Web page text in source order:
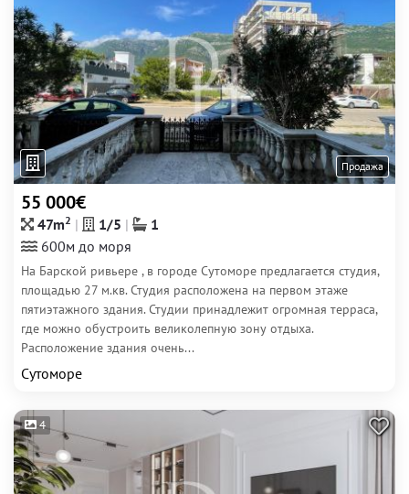
Продажа
55 000€
47m2 1/5
1
600м до моря
На Барской ривьере , в городе Сутоморе предлагается студия,
площадью 27 м.кв. Студия расположена на первом этаже
пятиэтажного здания. Студии принадлежит огромная терраса,
где можно обустроить великолепную зону отдыха.
Расположение здания очень...
Сутоморе
4